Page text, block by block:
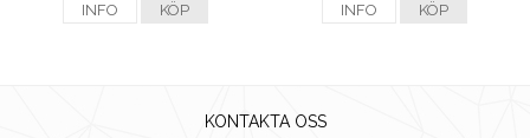
INFO KÖP INFO KÖP
KONTAKTA OSS